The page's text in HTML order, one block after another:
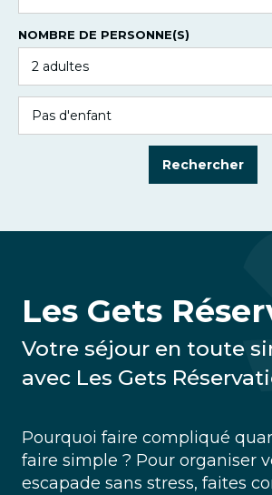
NOMBRE DE PERSONNE(S)
Les Gets
Votre séjour en toute
avec Les Gets
Pourquoi faire compliqué
faire simple ? Pour organiser
escapade sans stress, faites